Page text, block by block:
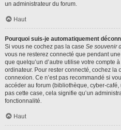
un administrateur du forum.
Haut
Pourquoi suis-je automatiquement
Si vous ne cochez pas la case Se souvenir
vous ne resterez connecté que pendant
que quelqu’un d’autre utilise votre compte
ordinateur. Pour rester connecté, cochez la
connexion. Ce n’est pas recommandé si
accéder au forum (bibliothèque, cyber-
pas cette case, cela signifie qu’un
fonctionnalité.
Haut